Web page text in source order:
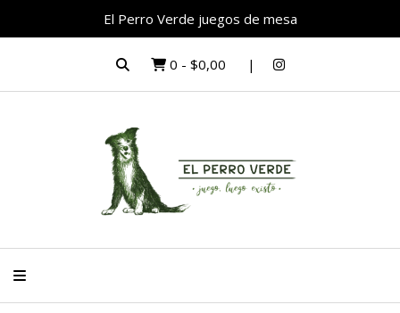
El Perro Verde juegos de mesa
0 - $0,00